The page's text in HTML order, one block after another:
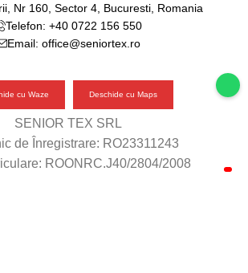
Nr 160, Sector 4, Bucuresti, Romania
Telefon: +40 0722 156 550
Email: office@seniortex.ro
cu Waze Deschide cu Maps
SENIOR TEX SRL
de Înregistrare: RO23311243
ROONRC.J40/2804/2008